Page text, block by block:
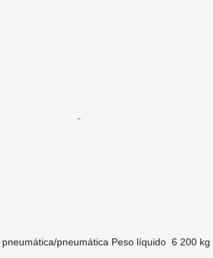
pneumática/pneumática Peso líquido 6 200 kg